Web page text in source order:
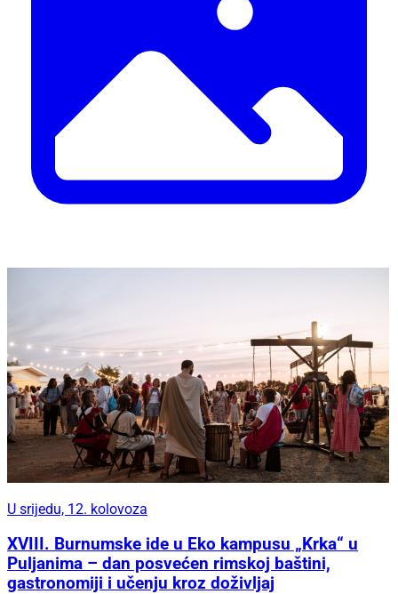
U srijedu, 12. kolovoza
XVIII. Burnumske ide u Eko kampusu „Krka“ u
Puljanima – dan posvećen rimskoj baštini,
gastronomiji i učenju kroz doživljaj